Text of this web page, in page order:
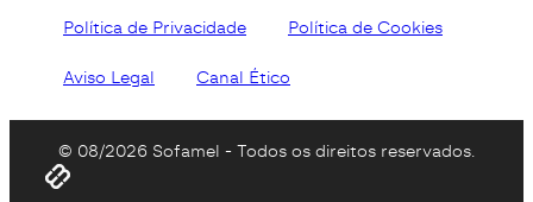
Política de Privacidade Política de Cookies
Aviso Legal Canal Ético
© 08/2026 Sofamel - Todos os direitos reservados.